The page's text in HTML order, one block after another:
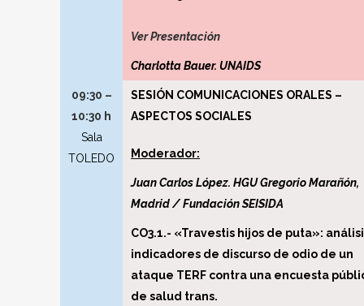
Ver Presentación
Charlotta Bauer. UNAIDS
09:30 –
10:30 h
Sala
TOLEDO
SESIÓN COMUNICACIONES ORALES –
ASPECTOS SOCIALES
Moderador:
Juan Carlos López. HGU Gregorio Marañón,
Madrid / Fundación SEISIDA
CO3.1.- «Travestis hijos de puta»:
indicadores de discurso de odio de un
ataque TERF contra una encuesta
de salud trans.